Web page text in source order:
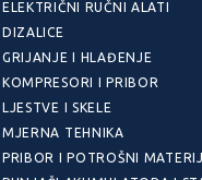
ELEKTRIČNI RUČNI ALATI
DIZALICE
GRIJANJE I HLAĐENJE
KOMPRESORI I PRIBOR
LJESTVE I SKELE
MJERNA TEHNIKA
PRIBOR I POTROŠNI